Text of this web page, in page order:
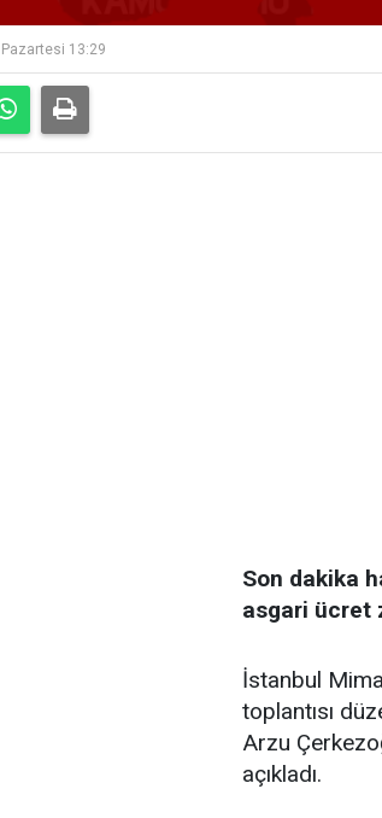
13:29
Son dakika
asgari ücret
İstanbul
toplantısı
Arzu
açıkladı.